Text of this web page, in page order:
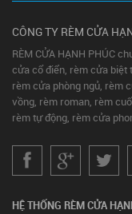
CÔNG TY RÈM CỬA
RÈM CỬA HẠNH PHÚC
cửa cổ điển, rèm cửa biệt
rèm cửa phòng ngủ, rèm
vồng, rèm roman, rèm
rèm tự động, rèm cửa
HỆ THỐNG RÈM CỬA